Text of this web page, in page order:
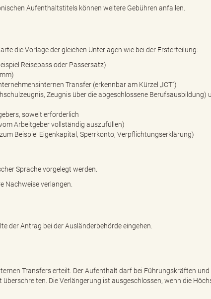
Aufenthaltstitels können weitere Gebühren anfallen.
die Vorlage der gleichen Unterlagen wie bei der Ersterteilung:
Reisepass oder Passersatz)
Transfer (erkennbar am Kürzel „ICT“)
Zeugnis über die abgeschlossene Berufsausbildung)
soweit erforderlich
Arbeitgeber vollständig auszufüllen)
Beispiel Eigenkapital, Sperrkonto, Verpflichtungserklärung)
Sprache vorgelegt werden.
Nachweise verlangen.
der Antrag bei der Ausländerbehörde eingehen.
Transfers erteilt. Der Aufenthalt darf bei Führungskräften und
Die Verlängerung ist ausgeschlossen, wenn die